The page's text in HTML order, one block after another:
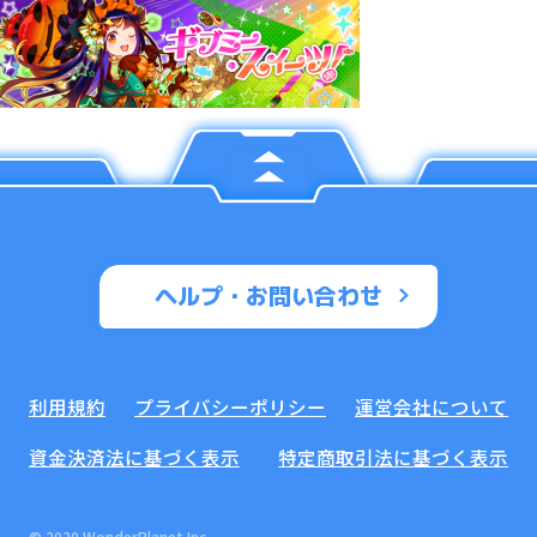
ヘルプ・お問い合わせ
利用規約 プライバシーポリシー
運営会社について
資金決済法に基づく表示
特定商取引法に基づく表示